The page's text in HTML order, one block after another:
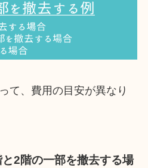
て、費用の目安が異なり
2階の一部を撤去する場